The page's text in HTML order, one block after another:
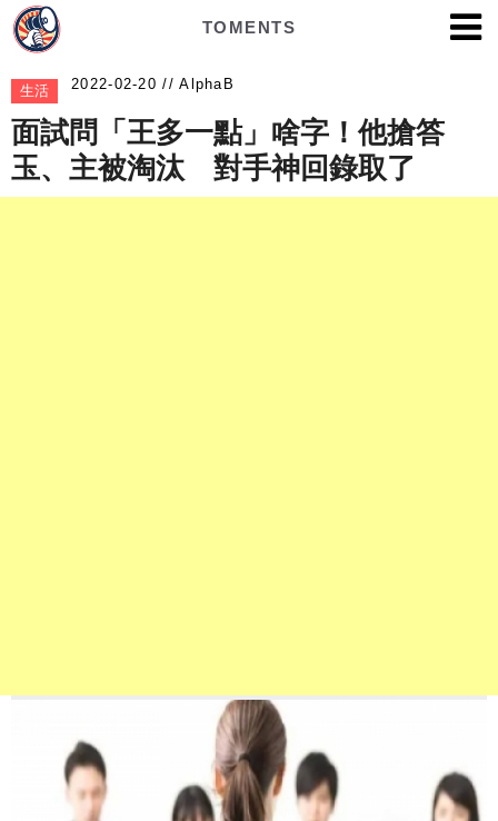
TOMENTS
生活 AlphaB
面試問「王多一點」啥字！他搶答
玉、主被淘汰 對手神回錄取了